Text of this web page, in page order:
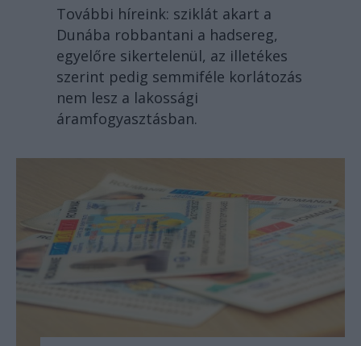
További híreink: sziklát akart a
Dunába robbantani a hadsereg,
egyelőre sikertelenül, az illetékes
szerint pedig semmiféle korlátozás
nem lesz a lakossági
áramfogyasztásban.